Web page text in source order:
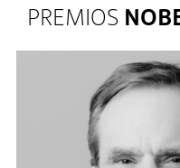
PREMIOS